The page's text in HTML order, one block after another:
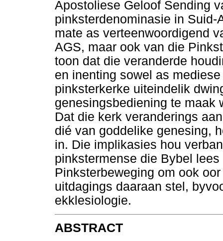
Apostoliese Geloof Sending
pinksterdenominasie in
mate as verteenwoordigend
AGS, maar ook van die
toon dat die veranderde
en inenting sowel as
pinksterkerke uiteindelik
genesingsbediening te maak
Dat die kerk veranderings
dié van goddelike genesing,
in. Die implikasies hou
pinkstermense die Bybel
Pinksterbeweging om ook
uitdagings daaraan stel,
ekklesiologie.
ABSTRACT